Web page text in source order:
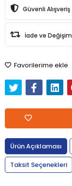
Güvenli Alışveriş
İade ve Değişim
Favorilerime ekle
Ürün Açıklaması
Taksit Seçenekleri